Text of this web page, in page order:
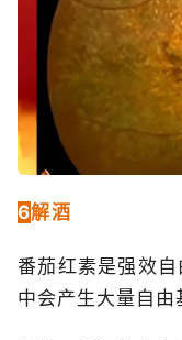
6解酒
番茄红素是强效
中会产生大量自由